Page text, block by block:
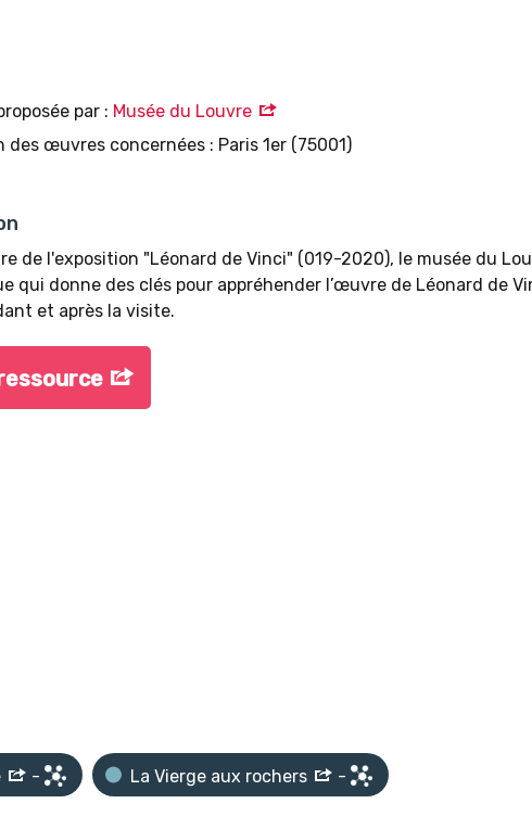
par : Musée du Louvre
des œuvres concernées : Paris 1er (75001)
de l'exposition "Léonard de Vinci" (019-2020), le musée du
qui donne des clés pour appréhender l’œuvre de Léonard de
et après la visite.
- La Vierge aux rochers
-